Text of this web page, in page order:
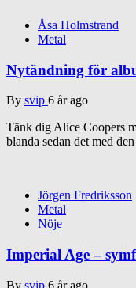
Åsa Holmstrand
Metal
Nytändning för
By svip 6 år ago
Tänk dig Alice Coopers
blanda sedan det med
Jörgen Fredriksson
Metal
Nöje
Imperial Age –
By svip 6 år ago